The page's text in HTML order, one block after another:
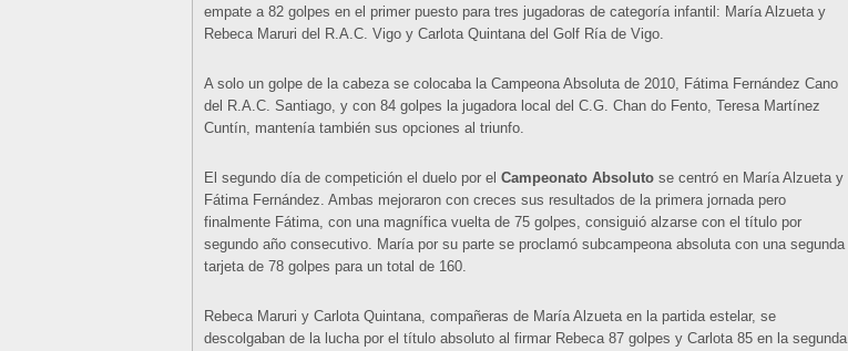
empate a 82 golpes en el primer puesto para tres jugadoras de categoría infantil: María Alzueta y
Rebeca Maruri del R.A.C. Vigo y Carlota Quintana del Golf Ría de Vigo.
A solo un golpe de la cabeza se colocaba la Campeona Absoluta de 2010, Fátima Fernández Cano
del R.A.C. Santiago, y con 84 golpes la jugadora local del C.G. Chan do Fento, Teresa Martínez
Cuntín, mantenía también sus opciones al triunfo.
El segundo día de competición el duelo por el Campeonato Absoluto se centró en María Alzueta y
Fátima Fernández. Ambas mejoraron con creces sus resultados de la primera jornada pero
finalmente Fátima, con una magnífica vuelta de 75 golpes, consiguió alzarse con el título por
segundo año consecutivo. María por su parte se proclamó subcampeona absoluta con una segunda
tarjeta de 78 golpes para un total de 160.
Rebeca Maruri y Carlota Quintana, compañeras de María Alzueta en la partida estelar, se
descolgaban de la lucha por el título absoluto al firmar Rebeca 87 golpes y Carlota 85 en la segunda